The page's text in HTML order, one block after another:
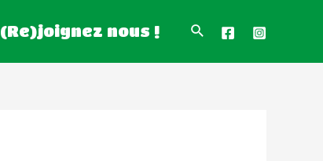
(Re)joignez nous !